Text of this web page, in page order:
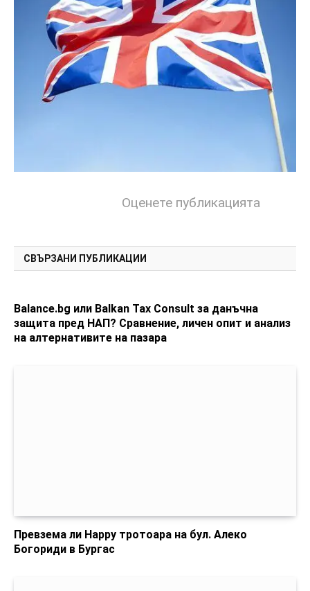
Оценете публикацията
СВЪРЗАНИ ПУБЛИКАЦИИ
Balance.bg или Balkan Tax Consult за данъчна
защита пред НАП? Сравнение, личен опит и анализ
на алтернативите на пазара
Превзема ли Happy тротоара на бул. Алеко
Богориди в Бургас